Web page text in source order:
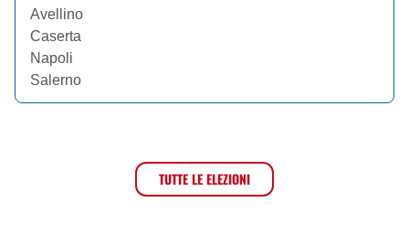
Avellino
Caserta
Napoli
Salerno
TUTTE LE ELEZIONI